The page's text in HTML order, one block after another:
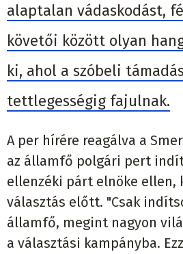
alaptalan vádaskodást,
követői között olyan
ki, ahol a szóbeli
tettlegességig fajulnak.
A per hírére reagálva a
az államfő polgári pert
ellenzéki párt elnöke ellen,
választás előtt. "Csak
államfő, megint nagyon
a választási kampányba.